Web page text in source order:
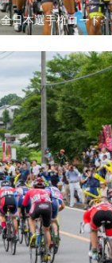
全日本選手権ロード